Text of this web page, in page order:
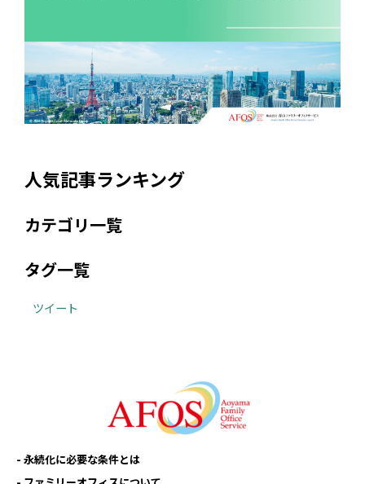
人気記事ランキング
カテゴリ一覧
タグ一覧
ツイート
永続化に必要な条件とは